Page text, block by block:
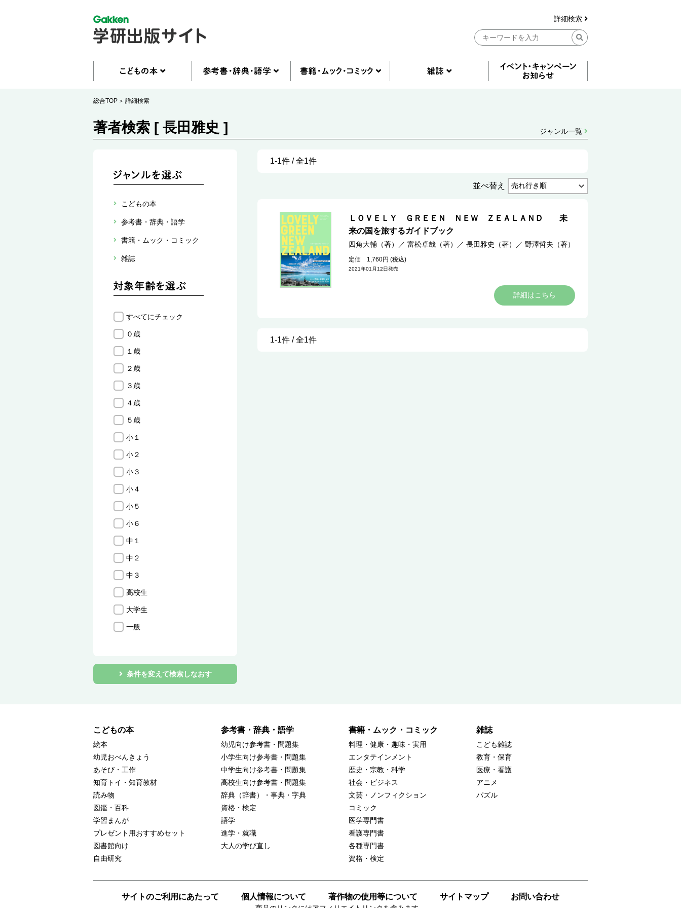
詳細検索
総合TOP 詳細検索
著者検索 [ 長田雅史 ] ジャンル一覧
こどもの本
参考書・辞典・語学
書籍・ムック・コミック
雑誌
すべてにチェック
０歳
１歳
２歳
３歳
４歳
５歳
小１
小２
小３
小４
小５
小６
中１
中２
中３
高校生
大学生
一般
条件を変えて検索しなおす
1-1件 / 全1件
並べ替え
ＬＯＶＥＬＹ ＧＲＥＥＮ ＮＥＷ ＺＥＡＬＡＮＤ 未
来の国を旅するガイドブック
四角大輔（著） ／ 富松卓哉（著） ／ 長田雅史（著） ／ 野澤哲夫（著）
定価 1,760円 (税込)
2021年01月12日発売
詳細はこちら
1-1件 / 全1件
こどもの本
絵本
幼児おべんきょう
あそび・工作
知育トイ・知育教材
読み物
図鑑・百科
学習まんが
プレゼント用おすすめセット
図書館向け
自由研究
参考書・辞典・語学
幼児向け参考書・問題集
小学生向け参考書・問題集
中学生向け参考書・問題集
高校生向け参考書・問題集
辞典（辞書）・事典・字典
資格・検定
語学
進学・就職
大人の学び直し
書籍・ムック・コミック
料理・健康・趣味・実用
エンタテインメント
歴史・宗教・科学
社会・ビジネス
文芸・ノンフィクション
コミック
医学専門書
看護専門書
各種専門書
資格・検定
雑誌
こども雑誌
教育・保育
医療・看護
アニメ
パズル
サイトのご利用にあたって 個人情報について 著作物の使用等について サイトマップ お問い合わせ